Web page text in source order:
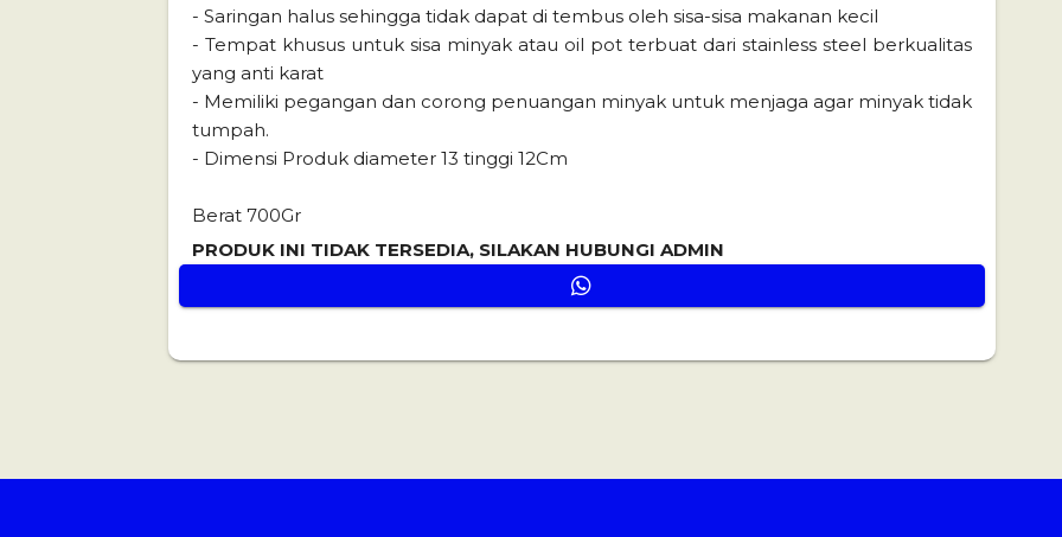
- Saringan halus sehingga tidak dapat di tembus oleh sisa-sisa makanan kecil
- Tempat khusus untuk sisa minyak atau oil pot terbuat dari stainless steel berkualitas
yang anti karat
- Memiliki pegangan dan corong penuangan minyak untuk menjaga agar minyak tidak
tumpah.
- Dimensi Produk diameter 13 tinggi 12Cm
Berat 700Gr
PRODUK INI TIDAK TERSEDIA, SILAKAN HUBUNGI ADMIN